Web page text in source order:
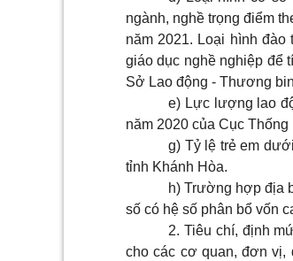
ngành, nghề trọng điểm
năm 2021. Loại hình
giáo dục nghề nghiệp để
Sở Lao động - Thương
e) Lực lượng lao
năm 2020 của Cục
g) Tỷ lệ trẻ em
tỉnh Khánh Hòa.
h) Trường hợp địa
số có hệ số phân bổ vốn
2. Tiêu chí, định
cho các cơ quan, đơn